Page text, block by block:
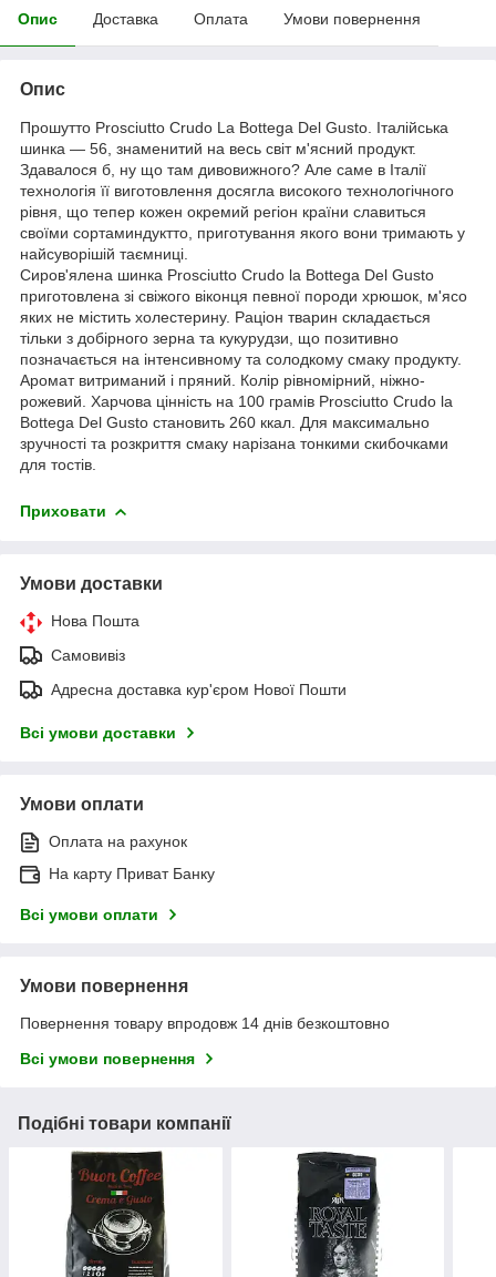
Опис Доставка Оплата Умови повернення
Опис
Прошутто Prosciutto Crudo La Bottega Del Gusto. Італійська
шинка — 56, знаменитий на весь світ м'ясний продукт.
Здавалося б, ну що там дивовижного? Але саме в Італії
технологія її виготовлення досягла високого технологічного
рівня, що тепер кожен окремий регіон країни славиться
своїми сортаминдуктто, приготування якого вони тримають у
найсуворішій таємниці.
Сиров'ялена шинка Prosciutto Crudo la Bottega Del Gusto
приготовлена зі свіжого віконця певної породи хрюшок, м'ясо
яких не містить холестерину. Раціон тварин складається
тільки з добірного зерна та кукурудзи, що позитивно
позначається на інтенсивному та солодкому смаку продукту.
Аромат витриманий і пряний. Колір рівномірний, ніжно-
рожевий. Харчова цінність на 100 грамів Prosciutto Crudo la
Bottega Del Gusto становить 260 ккал. Для максимально
зручності та розкриття смаку нарізана тонкими скибочками
для тостів.
Приховати
Умови доставки
Нова Пошта
Самовивіз
Адресна доставка кур'єром Нової Пошти
Всі умови доставки
Умови оплати
Оплата на рахунок
На карту Приват Банку
Всі умови оплати
Умови повернення
Повернення товару впродовж 14 днів безкоштовно
Всі умови повернення
Подібні товари компанії